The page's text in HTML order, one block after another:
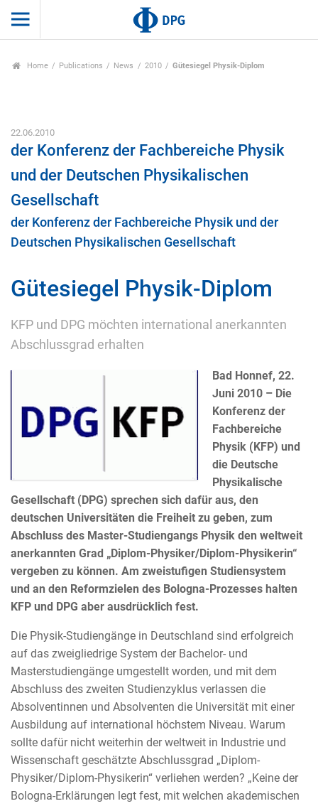
Home Publications News 2010 Gütesiegel Physik-Diplom
22.06.2010
der Konferenz der Fachbereiche Physik
und der Deutschen Physikalischen
Gesellschaft
der Konferenz der Fachbereiche Physik und der
Deutschen Physikalischen Gesellschaft
Gütesiegel Physik-Diplom
KFP und DPG möchten international anerkannten
Abschlussgrad erhalten
Bad Honnef, 22.
Juni 2010 – Die
Konferenz der
Fachbereiche
Physik (KFP) und
die Deutsche
Physikalische
Gesellschaft (DPG) sprechen sich dafür aus, den
deutschen Universitäten die Freiheit zu geben, zum
Abschluss des Master-Studiengangs Physik den weltweit
anerkannten Grad „Diplom-Physiker/Diplom-Physikerin“
vergeben zu können. Am zweistufigen Studiensystem
und an den Reformzielen des Bologna-Prozesses halten
KFP und DPG aber ausdrücklich fest.
Die Physik-Studiengänge in Deutschland sind erfolgreich
auf das zweigliedrige System der Bachelor- und
Masterstudiengänge umgestellt worden, und mit dem
Abschluss des zweiten Studienzyklus verlassen die
Absolventinnen und Absolventen die Universität mit einer
Ausbildung auf international höchstem Niveau. Warum
sollte dafür nicht weiterhin der weltweit in Industrie und
Wissenschaft geschätzte Abschlussgrad „Diplom-
Physiker/Diplom-Physikerin“ verliehen werden? „Keine der
Bologna-Erklärungen legt fest, mit welchen akademischen